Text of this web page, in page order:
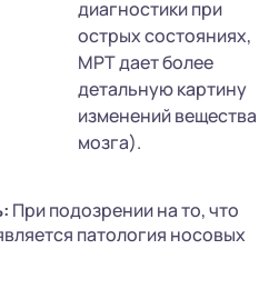
диагностики при
острых состояниях,
МРТ дает более
детальную картину
изменений вещества
мозга).
При подозрении на то, что
патология носовых